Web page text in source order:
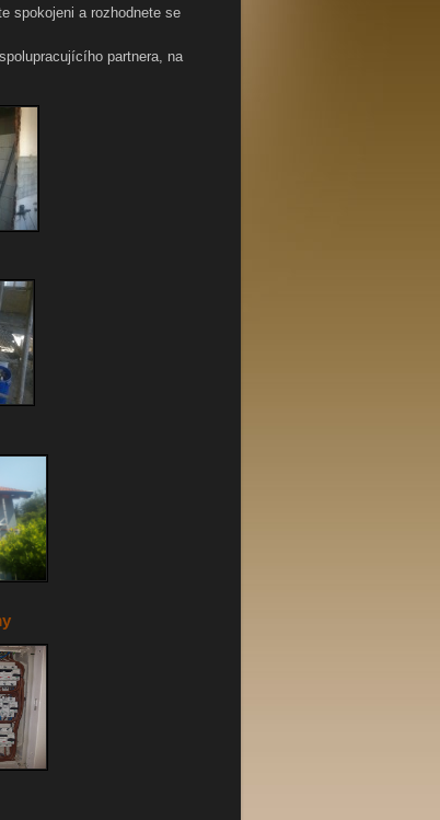
spokojeni a rozhodnete se
partnera, na